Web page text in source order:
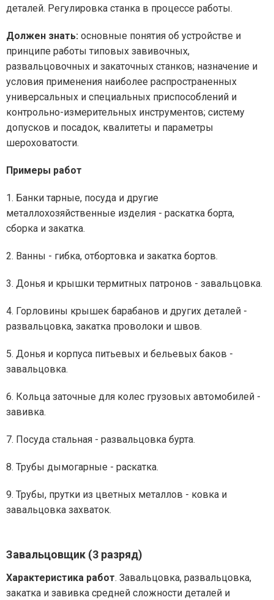
деталей. Регулировка станка в процессе работы.
Должен знать: основные понятия об устройстве и
принципе работы типовых завивочных,
развальцовочных и закаточных станков; назначение и
условия применения наиболее распространенных
универсальных и специальных приспособлений и
контрольно-измерительных инструментов; систему
допусков и посадок, квалитеты и параметры
шероховатости.
Примеры работ
1. Банки тарные, посуда и другие
металлохозяйственные изделия - раскатка борта,
сборка и закатка.
2. Ванны - гибка, отбортовка и закатка бортов.
3. Донья и крышки термитных патронов - завальцовка.
4. Горловины крышек барабанов и других деталей -
развальцовка, закатка проволоки и швов.
5. Донья и корпуса питьевых и бельевых баков -
завальцовка.
6. Кольца заточные для колес грузовых автомобилей -
завивка.
7. Посуда стальная - развальцовка бурта.
8. Трубы дымогарные - раскатка.
9. Трубы, прутки из цветных металлов - ковка и
завальцовка захваток.
Завальцовщик (3 разряд)
Характеристика работ. Завальцовка, развальцовка,
закатка и завивка средней сложности деталей и